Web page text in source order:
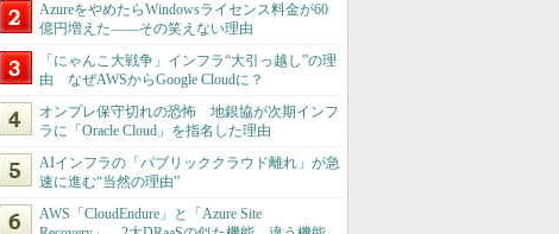
AzureをやめたらWindowsライセンス料金が60
億円増えた――その笑えない理由
「にゃんこ大戦争」インフラ“大引っ越し”の理
由 なぜAWSからGoogle Cloudに？
オンプレ保守切れの恐怖 地銀協が次期インフ
ラに「Oracle Cloud」を指名した理由
AIインフラの「パブリッククラウド離れ」が急
速に進む“当然の理由”
AWS「CloudEndure」と「Azure Site